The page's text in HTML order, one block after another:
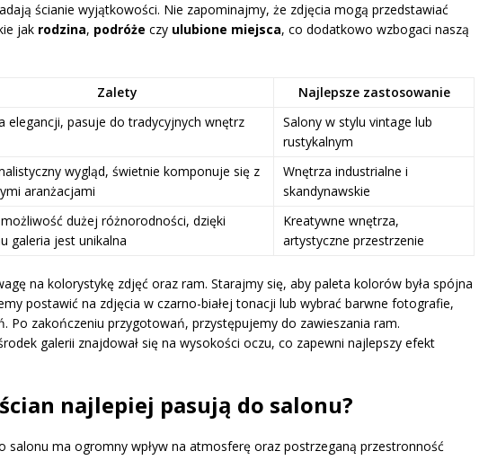
ścianie wyjątkowości. Nie zapominajmy, że zdjęcia mogą przedstawiać
jak rodzina, podróże czy ulubione miejsca, co dodatkowo wzbogaci naszą
Zalety
Najlepsze zastosowanie
elegancji, pasuje do tradycyjnych wnętrz
Salony w stylu vintage lub
rustykalnym
wygląd, świetnie komponuje się z
aranżacjami
Wnętrza industrialne i
skandynawskie
dużej różnorodności, dzięki
galeria jest unikalna
Kreatywne wnętrza,
artystyczne przestrzenie
na kolorystykę zdjęć oraz ram. Starajmy się, aby paleta kolorów była spójna
postawić na zdjęcia w czarno-białej tonacji lub wybrać barwne fotografie,
Po zakończeniu przygotowań, przystępujemy do zawieszania ram.
galerii znajdował się na wysokości oczu, co zapewni najlepszy efekt
najlepiej pasują do salonu?
salonu ma ogromny wpływ na atmosferę oraz postrzeganą przestronność